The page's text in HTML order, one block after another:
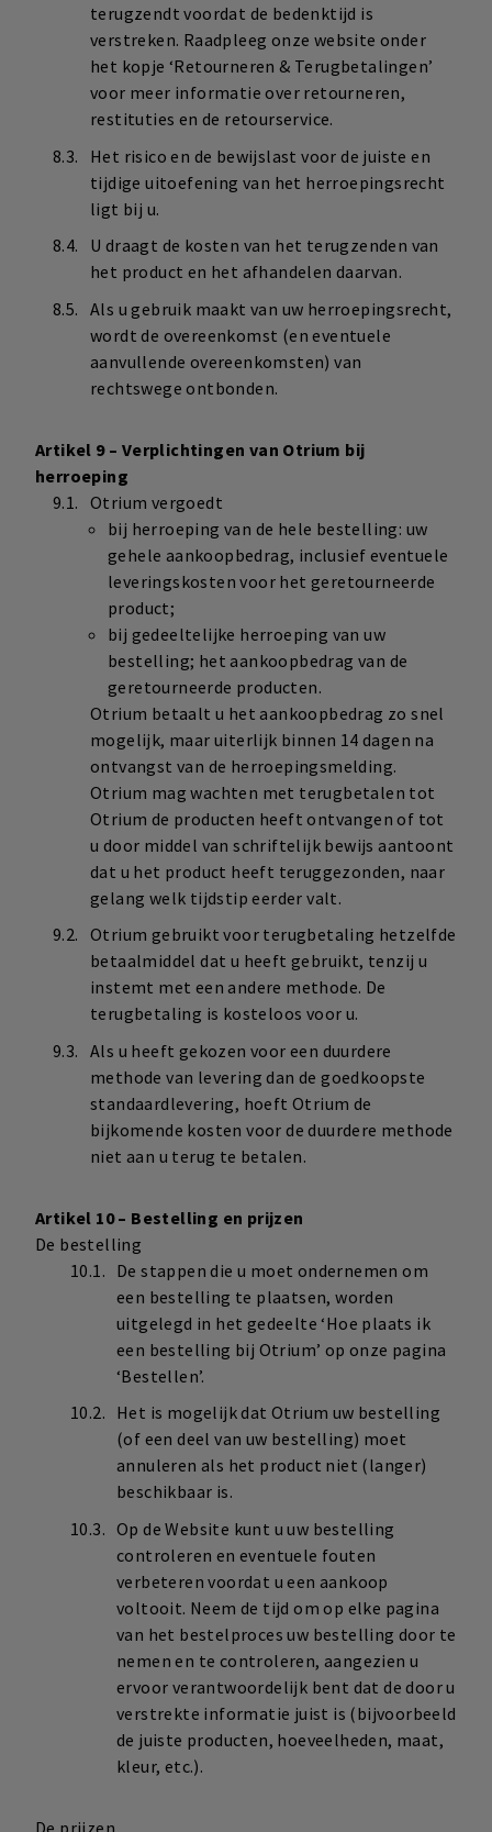
terugzendt voordat de bedenktijd is
verstreken. Raadpleeg onze website onder
het kopje ‘Retourneren & Terugbetalingen’
voor meer informatie over retourneren,
restituties en de retourservice.
Het risico en de bewijslast voor de juiste en
tijdige uitoefening van het herroepingsrecht
ligt bij u.
U draagt de kosten van het terugzenden van
het product en het afhandelen daarvan.
Als u gebruik maakt van uw herroepingsrecht,
wordt de overeenkomst (en eventuele
aanvullende overeenkomsten) van
rechtswege ontbonden.
Artikel 9 – Verplichtingen van Otrium bij
herroeping
Otrium vergoedt
bij herroeping van de hele bestelling: uw
gehele aankoopbedrag, inclusief eventuele
leveringskosten voor het geretourneerde
product;
bij gedeeltelijke herroeping van uw
bestelling; het aankoopbedrag van de
geretourneerde producten.
Otrium betaalt u het aankoopbedrag zo snel
mogelijk, maar uiterlijk binnen 14 dagen na
ontvangst van de herroepingsmelding.
Otrium mag wachten met terugbetalen tot
Otrium de producten heeft ontvangen of tot
u door middel van schriftelijk bewijs aantoont
dat u het product heeft teruggezonden, naar
gelang welk tijdstip eerder valt.
Otrium gebruikt voor terugbetaling hetzelfde
betaalmiddel dat u heeft gebruikt, tenzij u
instemt met een andere methode. De
terugbetaling is kosteloos voor u.
Als u heeft gekozen voor een duurdere
methode van levering dan de goedkoopste
standaardlevering, hoeft Otrium de
bijkomende kosten voor de duurdere methode
niet aan u terug te betalen.
Artikel 10 – Bestelling en prijzen
De bestelling
De stappen die u moet ondernemen om
een bestelling te plaatsen, worden
uitgelegd in het gedeelte ‘Hoe plaats ik
een bestelling bij Otrium’ op onze pagina
‘Bestellen’.
Het is mogelijk dat Otrium uw bestelling
(of een deel van uw bestelling) moet
annuleren als het product niet (langer)
beschikbaar is.
Op de Website kunt u uw bestelling
controleren en eventuele fouten
verbeteren voordat u een aankoop
voltooit. Neem de tijd om op elke pagina
van het bestelproces uw bestelling door te
nemen en te controleren, aangezien u
ervoor verantwoordelijk bent dat de door u
verstrekte informatie juist is (bijvoorbeeld
de juiste producten, hoeveelheden, maat,
kleur, etc.).